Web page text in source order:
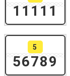
11111
5
56789